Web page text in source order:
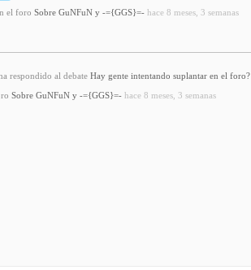
el foro Sobre GuNFuN y -={GGS}=- hace 8 meses, 3 semanas
respondido al debate Hay gente intentando suplantar en el foro?
Sobre GuNFuN y -={GGS}=- hace 8 meses, 3 semanas